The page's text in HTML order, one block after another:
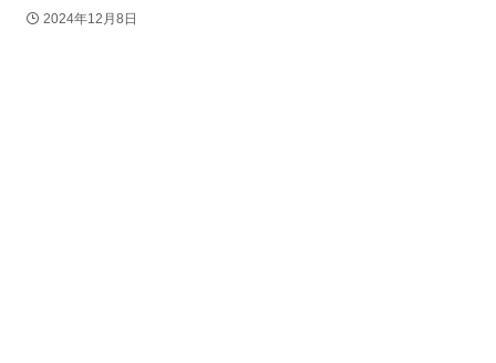
2024年12月8日